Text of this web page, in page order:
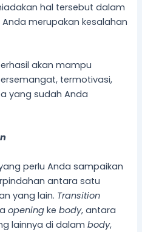
hal tersebut dalam
merupakan kesalahan
akan mampu
termotivasi,
yang sudah Anda
perlu Anda sampaikan
antara satu
yang lain. Transition
opening kebody, antara
lainnya di dalambody,